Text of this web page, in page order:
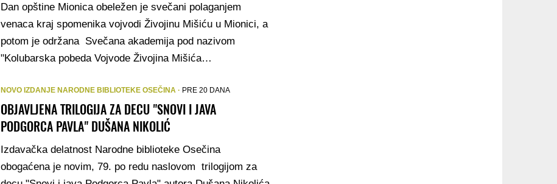
Dan opštine Mionica obeležen je svečani polaganjem
venaca kraj spomenika vojvodi Živojinu Mišiću u Mionici, a
potom je održana Svečana akademija pod nazivom
"Kolubarska pobeda Vojvode Živojina Mišića…
NOVO IZDANJE NARODNE BIBLIOTEKE OSEČINA · PRE 20 DANA
OBJAVLJENA TRILOGIJA ZA DECU "SNOVI I JAVA
PODGORCA PAVLA" DUŠANA NIKOLIĆ
Izdavačka delatnost Narodne biblioteke Osečina
obogaćena je novim, 79. po redu naslovom trilogijom za